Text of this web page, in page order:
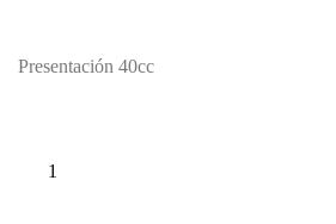
Presentación 40cc
CAFÉ U-940